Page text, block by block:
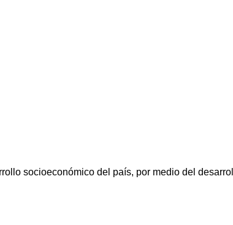
socioeconómico del país, por medio del